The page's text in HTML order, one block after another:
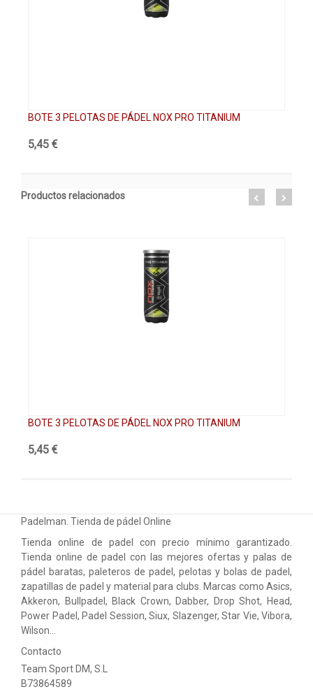
BOTE 3 PELOTAS DE PÁDEL NOX PRO TITANIUM
5,45 €
Productos relacionados
BOTE 3 PELOTAS DE PÁDEL NOX PRO TITANIUM
5,45 €
Padelman. Tienda de pádel Online
Tienda online de padel con precio mínimo garantizado.
Tienda online de padel con las mejores ofertas y palas de
pádel baratas, paleteros de padel, pelotas y bolas de padel,
zapatillas de padel y material para clubs. Marcas como Asics,
Akkeron, Bullpadel, Black Crown, Dabber, Drop Shot, Head,
Power Padel, Padel Session, Siux, Slazenger, Star Vie, Vibora,
Wilson…
Contacto
Team Sport DM, S.L
B73864589